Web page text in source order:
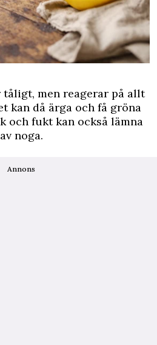
tåligt, men reagerar på allt
kan då ärga och få gröna
och fukt kan också lämna
noga.
Annons